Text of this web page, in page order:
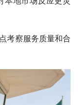
考察服务质量和合